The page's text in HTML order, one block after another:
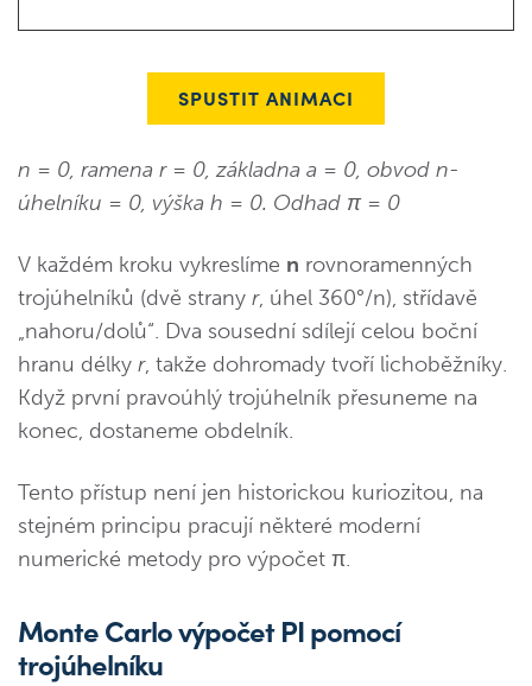
SPUSTIT ANIMACI
n = 0, ramena r = 0, základna a = 0, obvod n-
úhelníku = 0, výška h = 0. Odhad π = 0
V každém kroku vykreslíme n rovnoramenných
trojúhelníků (dvě strany r, úhel 360°/n), střídavě
„nahoru/dolů“. Dva sousední sdílejí celou boční
hranu délky r, takže dohromady tvoří lichoběžníky.
Když první pravoúhlý trojúhelník přesuneme na
konec, dostaneme obdelník.
Tento přístup není jen historickou kuriozitou, na
stejném principu pracují některé moderní
numerické metody pro výpočet π.
Monte Carlo výpočet PI pomocí
trojúhelníku